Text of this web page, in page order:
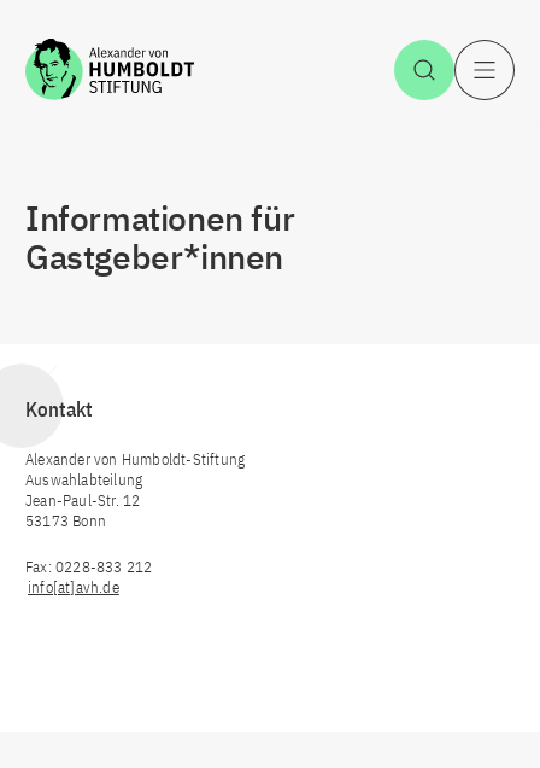
Zum Inhalt springen Suche
Informationen für
Gastgeber*innen
Kontakt
Alexander von Humboldt-Stiftung
Auswahlabteilung
Jean-Paul-Str. 12
53173 Bonn
Fax: 0228-833 212
info[at]avh.de